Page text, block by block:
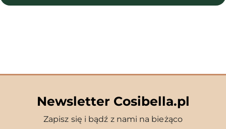
Newsletter Cosibella.pl
Zapisz się i bądź z nami na bieżąco